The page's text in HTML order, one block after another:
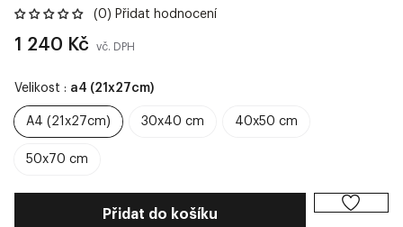
(0) Přidat hodnocení
1 240 Kč
cena
vč. DPH
Velikost : a4 (21x27cm)
A4 (21x27cm) 30x40 cm 40x50 cm
50x70 cm
Přidat do košíku